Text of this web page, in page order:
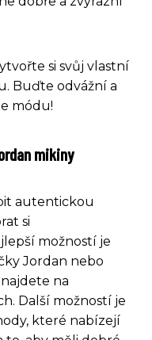
si svůj vlastní
Buďte odvážní a
módu!
mikiny
autentickou
si
možností je
Jordan nebo
na
Další možností je
které nabízejí